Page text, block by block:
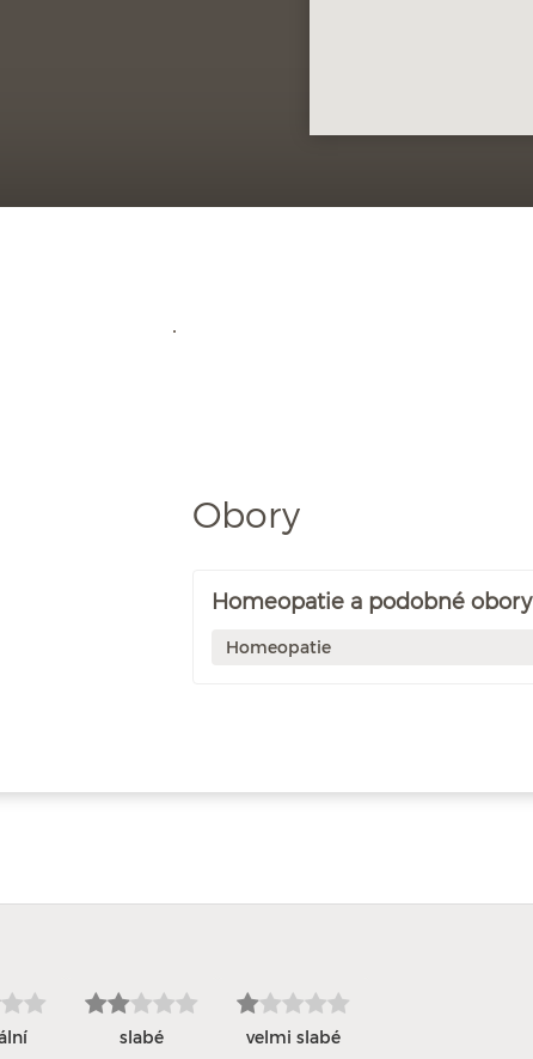
Obory
Homeopatie a podobné obory
Homeopatie
slabé velmi slabé